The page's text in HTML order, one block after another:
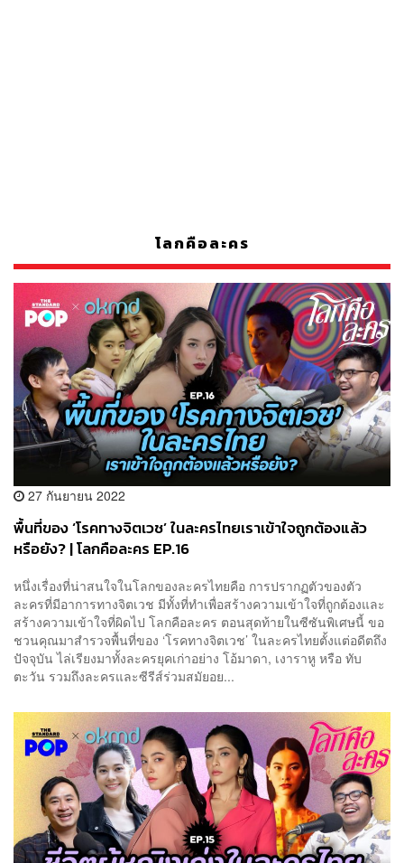
โลกคือละคร
27 กันยายน 2022
พื้นที่ของ ‘โรคทางจิตเวช’ ในละครไทยเราเข้าใจถูกต้องแล้ว
หรือยัง? | โลกคือละคร EP.16
หนึ่งเรื่องที่น่าสนใจในโลกของละครไทยคือ การปรากฏตัวของตัว
ละครที่มีอาการทางจิตเวช มีทั้งที่ทำเพื่อสร้างความเข้าใจที่ถูกต้องและ
สร้างความเข้าใจที่ผิดไป โลกคือละคร ตอนสุดท้ายในซีซันพิเศษนี้ ขอ
ชวนคุณมาสำรวจพื้นที่ของ ‘โรคทางจิตเวช’ ในละครไทยตั้งแต่อดีตถึง
ปัจจุบัน ไล่เรียงมาทั้งละครยุคเก่าอย่าง โอ้มาดา, เงาราหู หรือ ทับ
ตะวัน รวมถึงละครและซีรีส์ร่วมสมัยอย...